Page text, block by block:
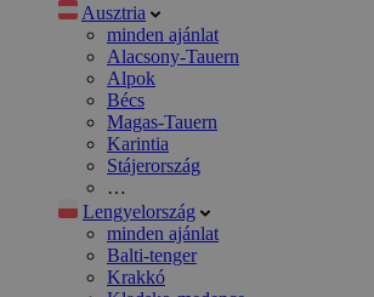
Ausztria
minden ajánlat
Alacsony-Tauern
Alpok
Bécs
Magas-Tauern
Karintia
Stájerország
…
Lengyelország
minden ajánlat
Balti-tenger
Krakkó